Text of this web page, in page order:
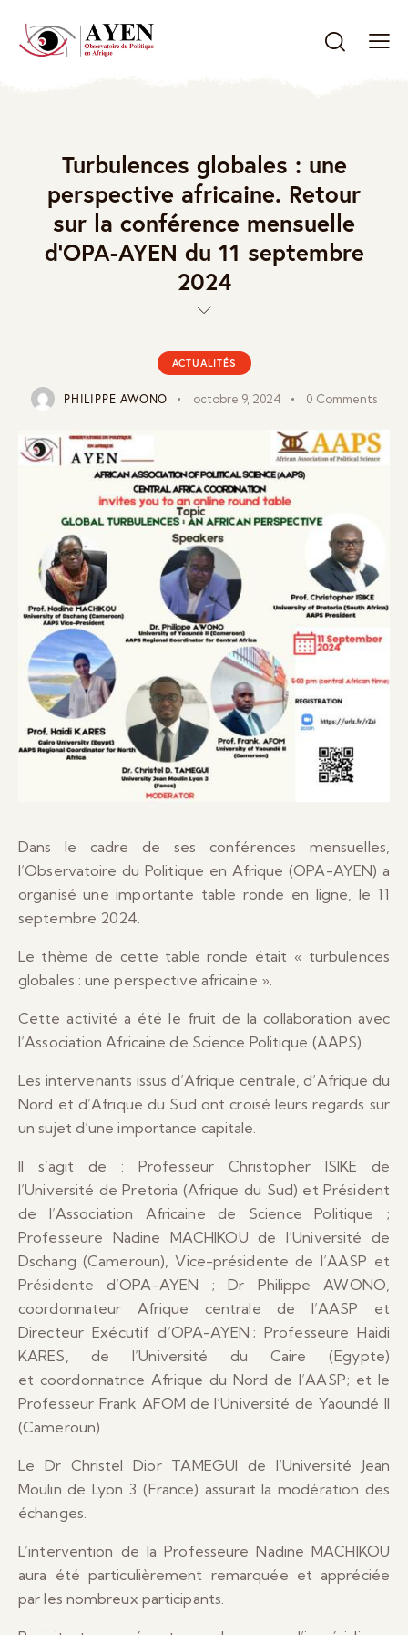
Turbulences globales : une
perspective africaine. Retour
sur la conférence mensuelle
d’OPA-AYEN du 11 septembre
2024
ACTUALITÉS
PHILIPPE AWONO octobre 9, 2024 0 Comments
Dans le cadre de ses conférences mensuelles,
l’Observatoire du Politique en Afrique (OPA-AYEN) a
organisé une importante table ronde en ligne, le 11
septembre 2024.
Le thème de cette table ronde était « turbulences
globales : une perspective africaine ».
Cette activité a été le fruit de la collaboration avec
l’Association Africaine de Science Politique (AAPS).
Les intervenants issus d’Afrique centrale, d’Afrique du
Nord et d’Afrique du Sud ont croisé leurs regards sur
un sujet d’une importance capitale.
Il s’agit de : Professeur Christopher ISIKE de
l’Université de Pretoria (Afrique du Sud) et Président
de l’Association Africaine de Science Politique ;
Professeure Nadine MACHIKOU de l’Université de
Dschang (Cameroun), Vice-présidente de l’AASP et
Présidente d’OPA-AYEN ; Dr Philippe AWONO,
coordonnateur Afrique centrale de l’AASP et
Directeur Exécutif d’OPA-AYEN ; Professeure Haidi
KARES, de l’Université du Caire (Egypte)
et coordonnatrice Afrique du Nord de l’AASP; et le
Professeur Frank AFOM de l’Université de Yaoundé II
(Cameroun).
Le Dr Christel Dior TAMEGUI de l’Université Jean
Moulin de Lyon 3 (France) assurait la modération des
échanges.
L’intervention de la Professeure Nadine MACHIKOU
aura été particulièrement remarquée et appréciée
par les nombreux participants.